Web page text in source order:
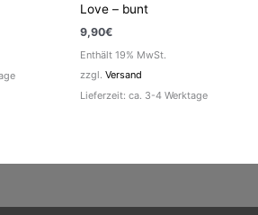
Love – bunt
9,90€
Enthält 19% MwSt.
zzgl.Versand
Lieferzeit: ca. 3-4 Werktage